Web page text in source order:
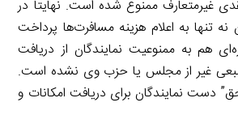
غیرمتعارف ممنوع شده است. نهایتاً در
تنها به اعلام هزینه مسافرت‌ها پرداخت
هم به ممنوعیت نمایندگان از دریافت
غیر از مجلس یا حزب وی نشده است.
دست نمایندگان برای دریافت امکانات و